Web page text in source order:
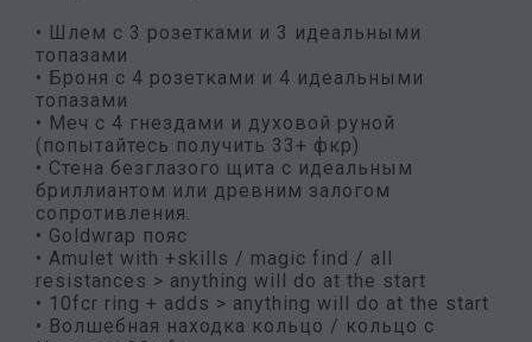
• Шлем с 3 розетками и 3 идеальными
топазами
• Броня с 4 розетками и 4 идеальными
топазами
• Меч с 4 гнездами и духовой руной
(попытайтесь получить 33+ фкр)
• Стена безглазого щита с идеальным
бриллиантом или древним залогом
сопротивления.
• Goldwrap пояс
• Amulet with +skills / magic find / all
resistances > anything will do at the start
• 10fcr ring + adds > anything will do at the start
• Волшебная находка кольцо / кольцо с